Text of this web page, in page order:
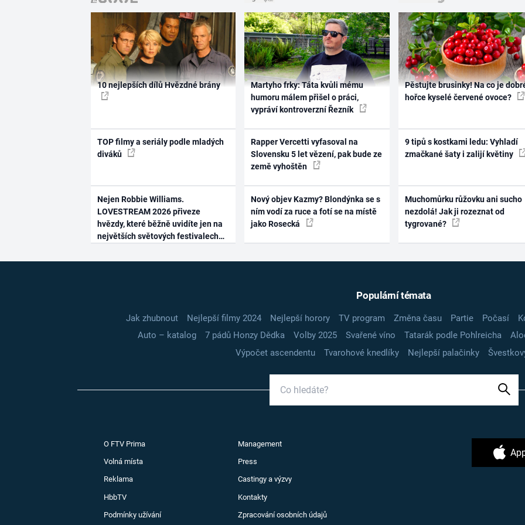
10 nejlepších dílů Hvězdné brány
TOP filmy a seriály podle mladých
diváků
Nejen Robbie Williams.
LOVESTREAM 2026 přiveze
hvězdy, které běžně uvidíte jen na
největších světových festivalech
Martyho frky: Táta kvůli mému
humoru málem přišel o práci,
vypráví kontroverzní Řezník
Rapper Vercetti vyfasoval na
Slovensku 5 let vězení, pak bude ze
země vyhoštěn
Nový objev Kazmy? Blondýnka se s
ním vodí za ruce a fotí se na místě
jako Rosecká
Pěstujte brusinky! Na co je
hořce kyselé červené ovoce?
9 tipů s kostkami ledu: Vyhladí
zmačkané šaty i zalijí květiny
Muchomůrku růžovku ani sucho
nezdolá! Jak ji rozeznat od
tygrované?
Populární témata
Jak zhubnout Nejlepší filmy 2024 Nejlepší horory TV program Změna času Partie Počasí
Auto – katalog
7 pádů Honzy Dědka Volby 2025 Svařené víno Tatarák podle Pohlreicha
Výpočet ascendentu
Tvarohové knedlíky Nejlepší palačinky
O FTV Prima Management
Volná místa Press
Reklama Castingy a výzvy
HbbTV Kontakty
Podmínky užívání Zpracování osobních údajů